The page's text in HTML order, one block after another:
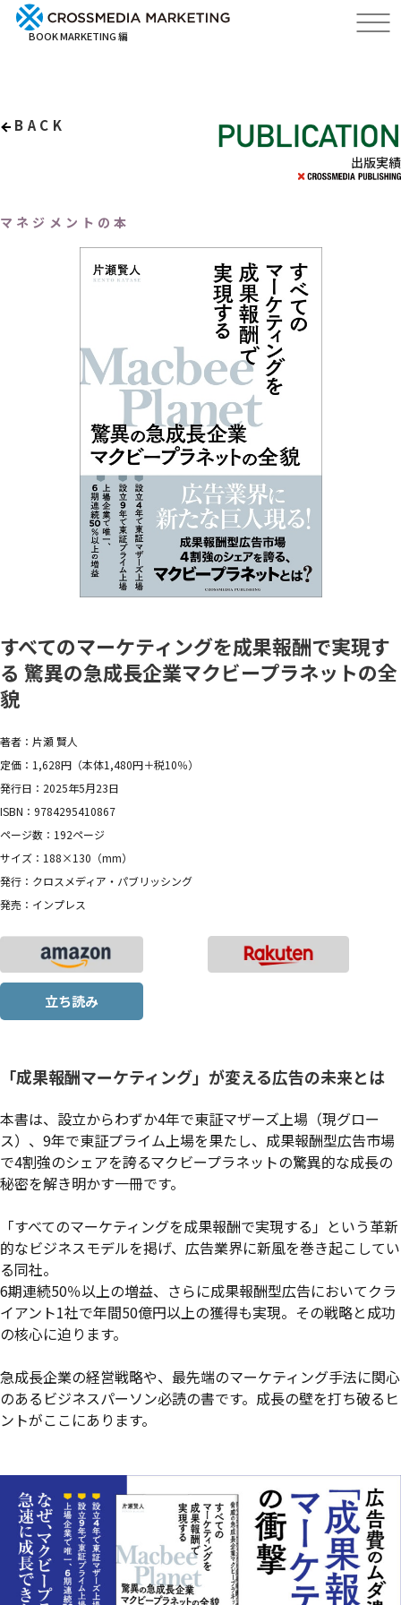
BOOK MARKETING 編
BACK
出版実績
マネジメントの本
すべてのマーケティングを成果報酬で実現す
る 驚異の急成長企業マクビープラネットの全
貌
著者：片瀬 賢人
定価：1,628円（本体1,480円＋税10％）
発行日：2025年5月23日
ISBN：9784295410867
ページ数：192ページ
サイズ：188×130（mm）
発行：クロスメディア・パブリッシング
発売：インプレス
立ち読み
「成果報酬マーケティング」が変える広告の未来とは
本書は、設立からわずか4年で東証マザーズ上場（現グロー
ス）、9年で東証プライム上場を果たし、成果報酬型広告市場
で4割強のシェアを誇るマクビープラネットの驚異的な成長の
秘密を解き明かす一冊です。
「すべてのマーケティングを成果報酬で実現する」という革新
的なビジネスモデルを掲げ、広告業界に新風を巻き起こしてい
る同社。
6期連続50％以上の増益、さらに成果報酬型広告においてクラ
イアント1社で年間50億円以上の獲得も実現。その戦略と成功
の核心に迫ります。
急成長企業の経営戦略や、最先端のマーケティング手法に関心
のあるビジネスパーソン必読の書です。成長の壁を打ち破るヒ
ントがここにあります。